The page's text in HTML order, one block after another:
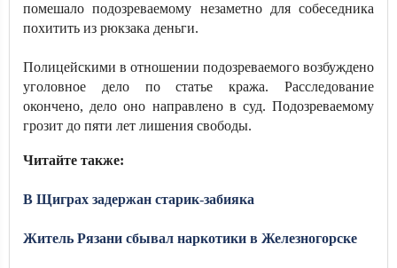
помешало подозреваемому незаметно для собеседника
похитить из рюкзака деньги.
Полицейскими в отношении подозреваемого возбуждено
уголовное дело по статье кража. Расследование
окончено, дело оно направлено в суд. Подозреваемому
грозит до пяти лет лишения свободы.
Читайте также:
В Щиграх задержан старик-забияка
Житель Рязани сбывал наркотики в Железногорске